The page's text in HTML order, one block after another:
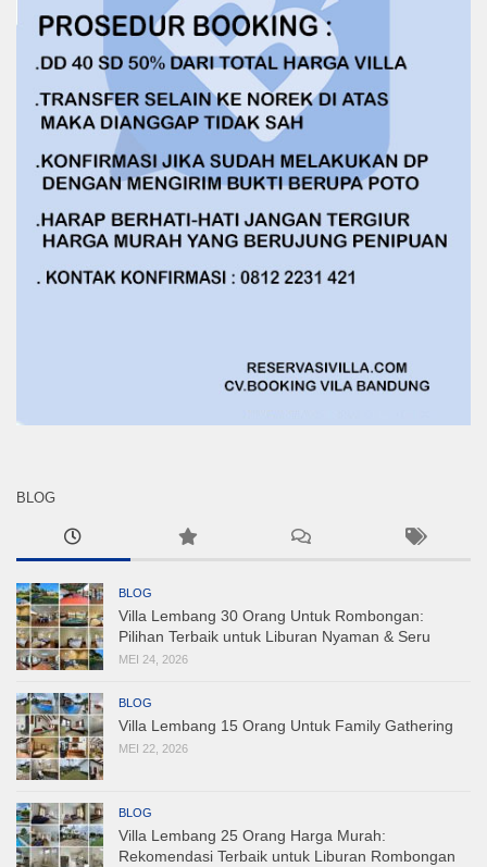
BLOG
BLOG
Villa Lembang 30 Orang Untuk Rombongan:
Pilihan Terbaik untuk Liburan Nyaman & Seru
MEI 24, 2026
BLOG
Villa Lembang 15 Orang Untuk Family Gathering
MEI 22, 2026
BLOG
Villa Lembang 25 Orang Harga Murah:
Rekomendasi Terbaik untuk Liburan Rombongan